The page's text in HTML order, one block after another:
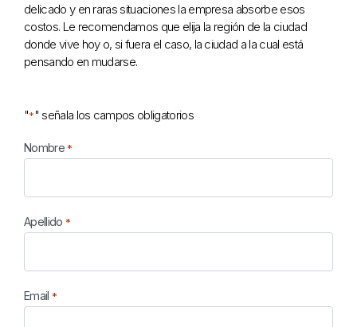
delicado y en raras situaciones la empresa absorbe esos
costos. Le recomendamos que elija la región de la ciudad
donde vive hoy o, si fuera el caso, la ciudad a la cual está
pensando en mudarse.
"*" señala los campos obligatorios
Nombre *
Apellido *
Email *